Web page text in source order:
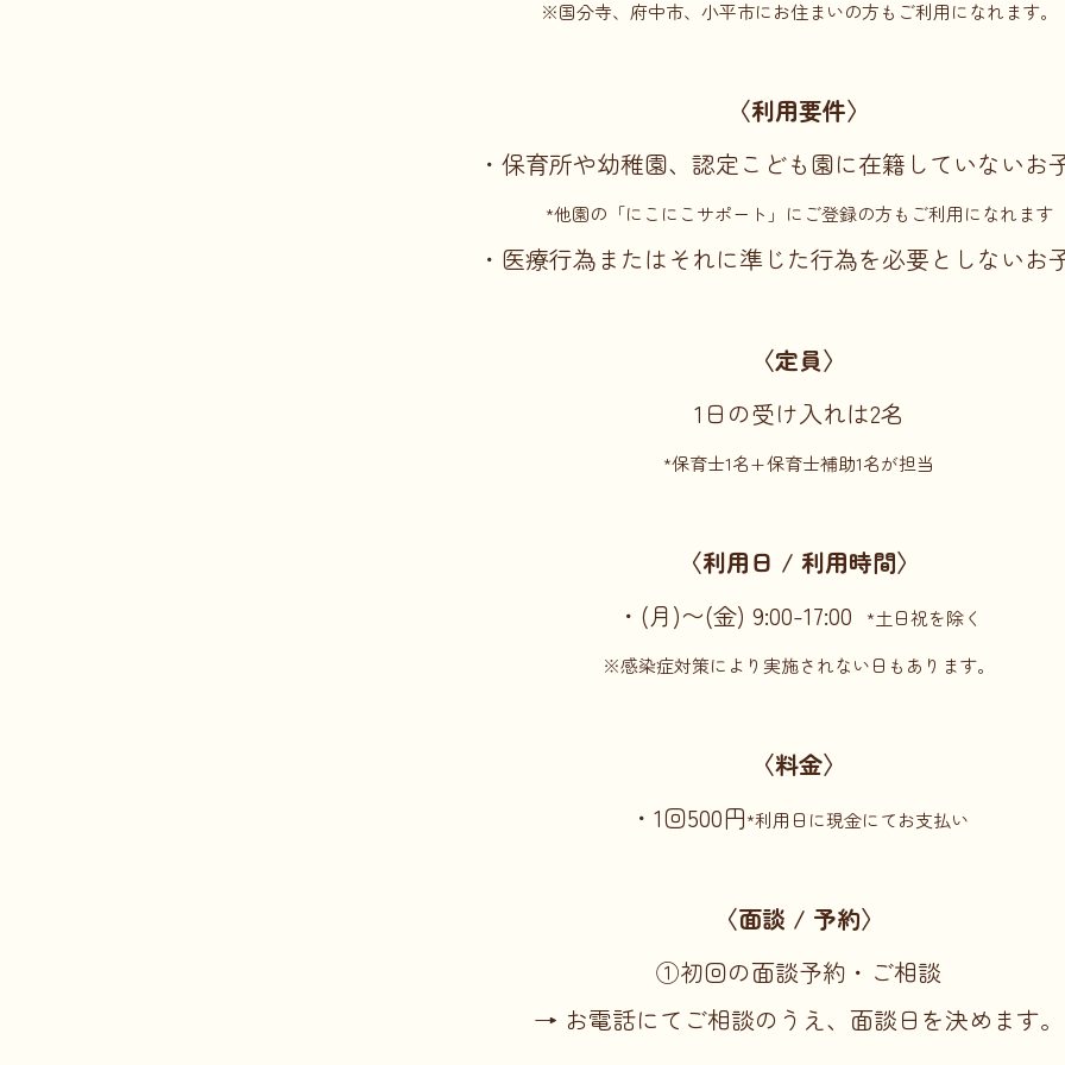
※国分寺、府中市、小平市にお住まいの方もご利用になれます。
〈利用要件〉
・保育所や幼稚園、認定こども園に在籍していないお
*他園の「にこにこサポート」にご登録の方もご利用になれます
・医療行為またはそれに準じた行為を必要としないお
〈定員〉
1日の受け入れは2名
*保育士1名+保育士補助1名が担当
〈利用日 / 利用時間〉
・(月)〜(金) 9:00-17:00
*土日祝を除く
※感染症対策により実施されない日もあります。
〈料金〉
・1回500円*利用日に現金にてお支払い
〈面談 / 予約〉
①初回の面談予約・ご相談
→ お電話にてご相談のうえ、面談日を決めます。